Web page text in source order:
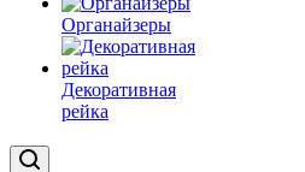
Органайзеры
Декоративная
рейка